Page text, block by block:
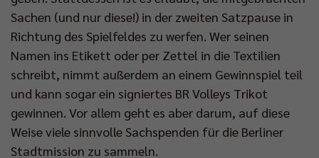
Sachen (und nur diese!) in der zweiten Satzpause in
Richtung des Spielfeldes zu werfen. Wer seinen
Namen ins Etikett oder per Zettel in die Textilien
schreibt, nimmt außerdem an einem Gewinnspiel teil
und kann sogar ein signiertes BR Volleys Trikot
gewinnen. Vor allem geht es aber darum, auf diese
Weise viele sinnvolle Sachspenden für die Berliner
Stadtmission zu sammeln.